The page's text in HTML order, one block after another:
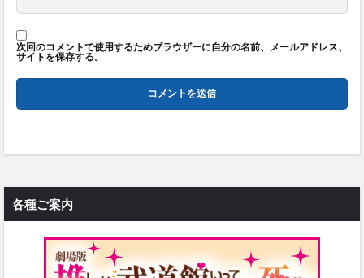
次回のコメントで使用するためブラウザーに自分の名前、メールアドレス、
サイトを保存する。
各種ご案内